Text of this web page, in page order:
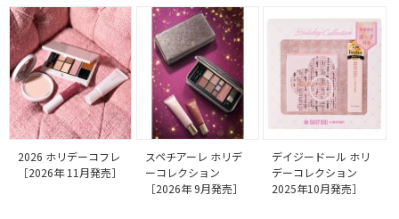
2026 ホリデーコフレ
［2026年 11月発売］
スペチアーレ ホリデ
ーコレクション
［2026年 9月発売］
デイジードール ホリ
デーコレクション
2025年10月発売］